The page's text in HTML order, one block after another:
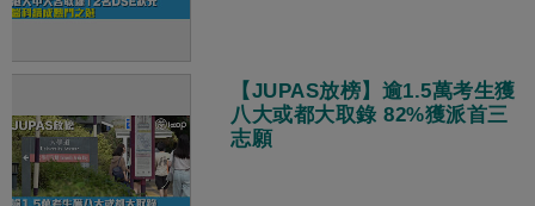
【JUPAS放榜】逾1.5萬考生獲
八大或都大取錄 82%獲派首三
志願